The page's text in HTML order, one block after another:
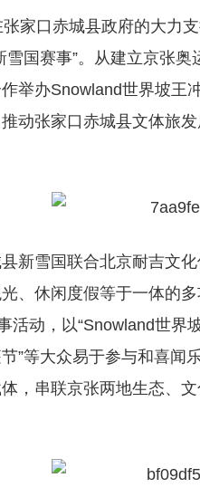
家口赤城县政府的大力
雪国赛事”。从建立京张
举办Snowland世界坡王
动张家口赤城县文体旅
新雪国联合北京耐吉文
、休闲度假等于一体的
活动，以“Snowland世
”等大众易于参与和喜闻
，串联京张两地生态、